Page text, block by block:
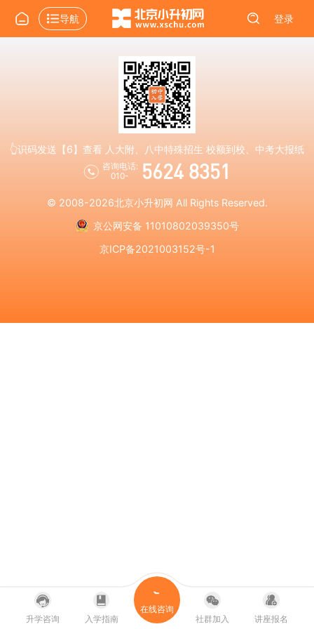
导航 登录
👆识码发送【6】查看 人大附、八中特殊招生 校额到校、中考大报纸
咨询电话:
010-
5624 8351
© 2008-2026北京小升初网 All Rights Reserved.
京公网安备 11010802039350号
京ICP备2021003152号-1
升学咨询 入学指南
在线咨询
社群加入
讲座报名